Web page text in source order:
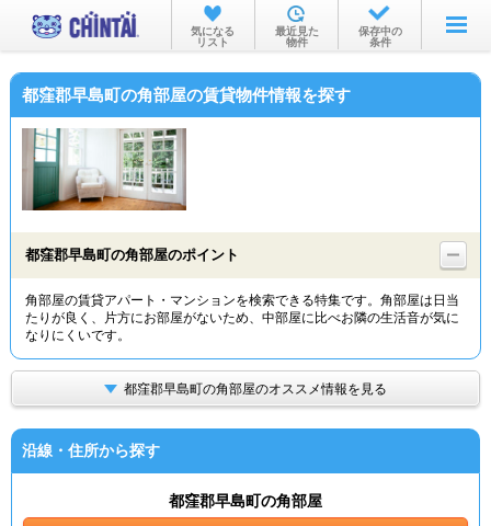
お部屋を探す
沿線・駅から
物件特集から
TOP
気になる
リスト
最近見た
物件
保存中の
条件
都窪郡早島町の角部屋の賃貸物件情報を探す
都窪郡早島町の角部屋のポイント
角部屋の賃貸アパート・マンションを検索できる特集です。角部屋は日当
たりが良く、片方にお部屋がないため、中部屋に比べお隣の生活音が気に
なりにくいです。
都窪郡早島町の角部屋のオススメ情報を見る
沿線・住所から探す
都窪郡早島町の角部屋